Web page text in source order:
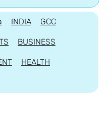
INDIA GCC
BUSINESS
HEALTH